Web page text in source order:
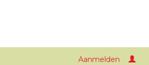
Aanmelden